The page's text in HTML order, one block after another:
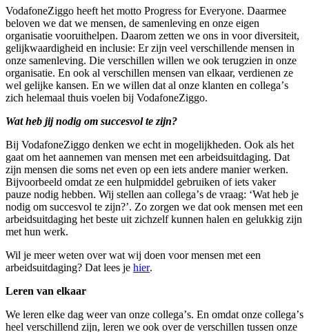
VodafoneZiggo heeft het motto Progress for Everyone. Daarmee
beloven we dat we mensen, de samenleving en onze eigen
organisatie vooruithelpen. Daarom zetten we ons in voor diversiteit,
gelijkwaardigheid en inclusie: Er zijn veel verschillende mensen in
onze samenleving. Die verschillen willen we ook terugzien in onze
organisatie. En ook al verschillen mensen van elkaar, verdienen ze
wel gelijke kansen. En we willen dat al onze klanten en collega’s
zich helemaal thuis voelen bij VodafoneZiggo.
Wat heb jij nodig om succesvol te zijn?
Bij VodafoneZiggo denken we echt in mogelijkheden. Ook als het
gaat om het aannemen van mensen met een arbeidsuitdaging. Dat
zijn mensen die soms net even op een iets andere manier werken.
Bijvoorbeeld omdat ze een hulpmiddel gebruiken of iets vaker
pauze nodig hebben. Wij stellen aan collega’s de vraag: ‘Wat heb je
nodig om succesvol te zijn?’. Zo zorgen we dat ook mensen met een
arbeidsuitdaging het beste uit zichzelf kunnen halen en gelukkig zijn
met hun werk.
Wil je meer weten over wat wij doen voor mensen met een
arbeidsuitdaging? Dat lees je hier.
Leren van elkaar
We leren elke dag weer van onze collega’s. En omdat onze collega’s
heel verschillend zijn, leren we ook over de verschillen tussen onze